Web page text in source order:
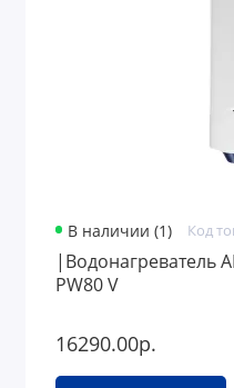
В наличии (1) Код
|Водонагреватель
PW80 V
16290.00р.